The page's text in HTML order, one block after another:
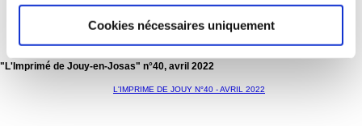
Cookies nécessaires uniquement
Parc !
- Bloc-notes : un office de tourisme, ça n'est pas que pour les touristes
Instants choisis
"L'Imprimé de Jouy-en-Josas" n°40, avril 2022
L'IMPRIME DE JOUY N°40 - AVRIL 2022